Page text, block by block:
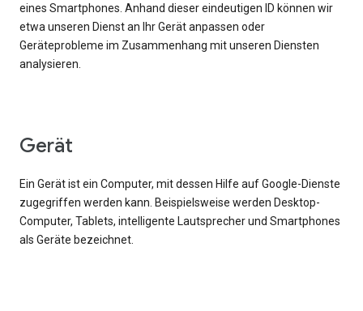
eines Smartphones. Anhand dieser eindeutigen ID können wir
etwa unseren Dienst an Ihr Gerät anpassen oder
Geräteprobleme im Zusammenhang mit unseren Diensten
analysieren.
Gerät
Ein Gerät ist ein Computer, mit dessen Hilfe auf Google-Dienste
zugegriffen werden kann. Beispielsweise werden Desktop-
Computer, Tablets, intelligente Lautsprecher und Smartphones
als Geräte bezeichnet.